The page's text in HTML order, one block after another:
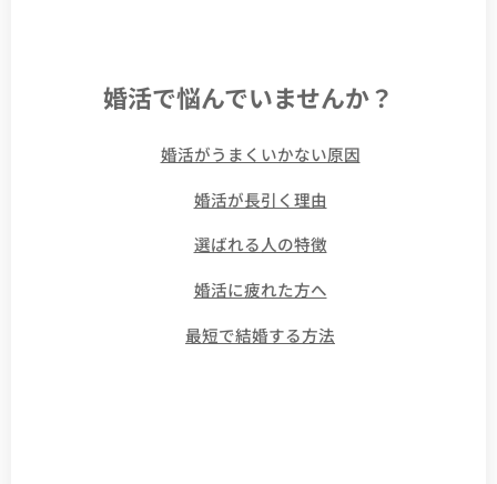
婚活で悩んでいませんか？
婚活がうまくいかない原因
婚活が長引く理由
選ばれる人の特徴
婚活に疲れた方へ
最短で結婚する方法